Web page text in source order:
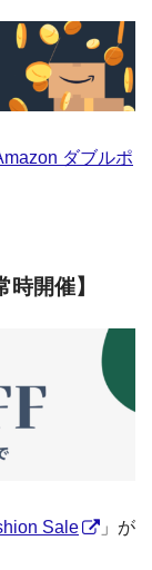
ダブルポ
開催】
Sale
」が